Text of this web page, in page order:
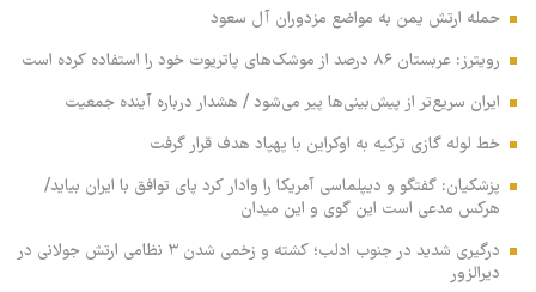
حمله ارتش یمن به مواضع مزدوران آل سعود
رویترز: عربستان ۸۶ درصد از موشک‌های پاتریوت خود را استفاده کرده است
ایران سریع‌تر از پیش‌بینی‌ها پیر می‌شود / هشدار درباره آینده جمعیت
خط لوله گازی ترکیه به اوکراین با پهپاد هدف قرار گرفت
پزشکیان: گفتگو و دیپلماسی آمریکا را وادار کرد پای توافق با ایران بیاید/
هرکس مدعی است این گوی و این میدان
درگیری شدید در جنوب ادلب؛ کشته و زخمی شدن ۳ نظامی ارتش جولانی در
دیرالزور